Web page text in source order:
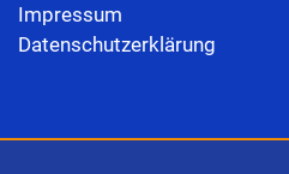
Impressum
Datenschutzerklärung